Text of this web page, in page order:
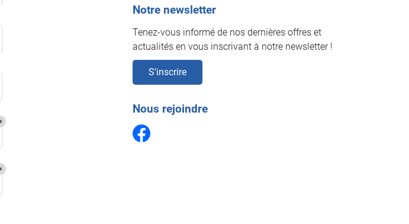
Notre newsletter
Tenez-vous informé de nos dernières offres et
actualités en vous inscrivant à notre newsletter !
S'inscrire
Nous rejoindre